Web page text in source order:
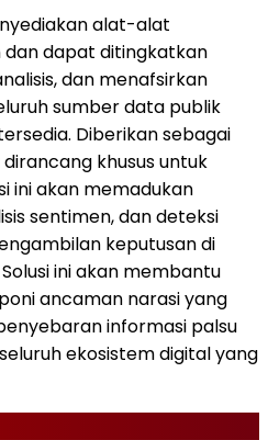
alat-alat
dapat ditingkatkan
dan menafsirkan
sumber data publik
Diberikan sebagai
khusus untuk
ini akan memadukan
sentimen, dan deteksi
keputusan di
ini akan membantu
ancaman narasi yang
informasi palsu
ekosistem digital yang